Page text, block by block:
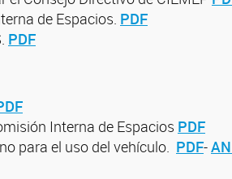
de Espacios. PDF
PDF
Interna de Espacios PDF
para el uso del vehículo. PDF-